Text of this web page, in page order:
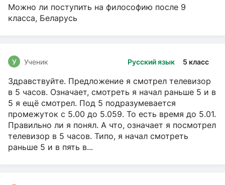
Можно ли поступить на философию после 9
класса, Беларусь
Русский язык 5 класс
У Ученик
Здравствуйте. Предложение я смотрел телевизор
в 5 часов. Означает, смотреть я начал раньше 5 и в
5 я ещё смотрел. Под 5 подразумевается
промежуток с 5.00 до 5.059. То есть время до 5.01.
Правильно ли я понял. А что, означает я посмотрел
телевизор в 5 часов. Типо, я начал смотреть
раньше 5 и в пять в...